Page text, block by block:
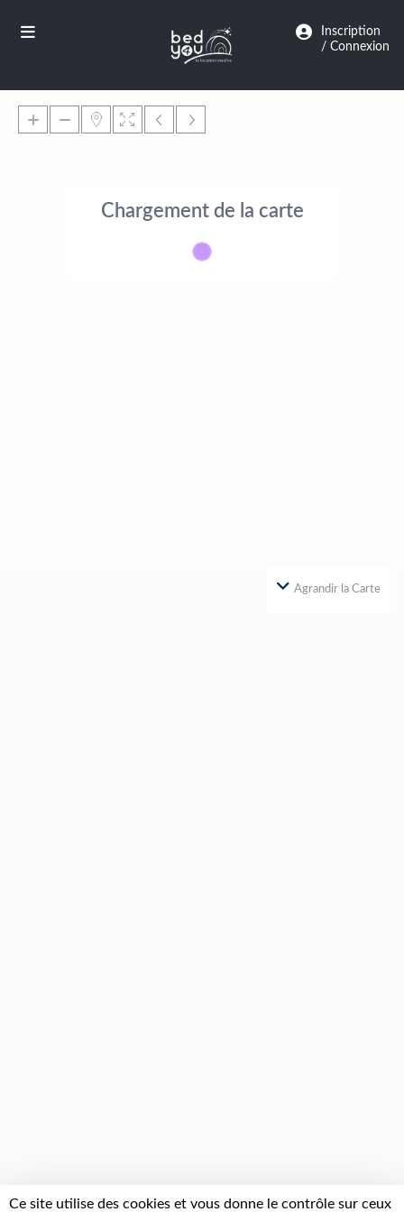
Inscription
/ Connexion
Chargement de la carte
Agrandir la Carte
Ce site utilise des cookies et vous donne le contrôle sur ceux